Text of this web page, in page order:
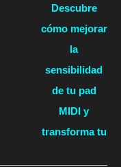
Descubre
cómo mejorar
la
sensibilidad
de tu pad
MIDI y
transforma tu